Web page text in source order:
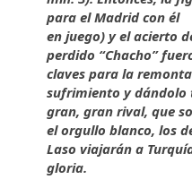
para el Madrid con él
en juego) y el acierto
perdido “Chacho”
claves para la
sufrimiento y dándolo
gran, gran rival, que
el orgullo blanco, los
Laso viajarán a
gloria.